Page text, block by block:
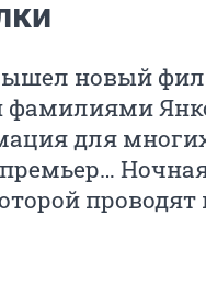
новый
фамилиями
для
премьер…
проводят